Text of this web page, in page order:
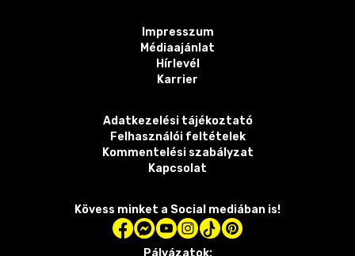
Impresszum
Médiaajánlat
Hírlevél
Karrier
Adatkezelési tájékoztató
Felhasználói feltételek
Kommentelési szabályzat
Kapcsolat
Kövess minket a Social mediában is!